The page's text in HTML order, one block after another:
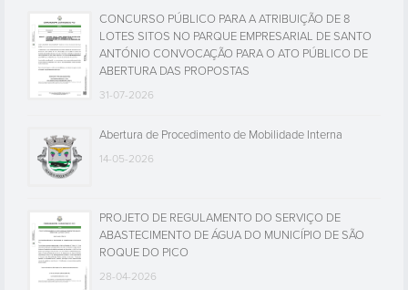
CONCURSO PÚBLICO PARA A ATRIBUIÇÃO DE 8
LOTES SITOS NO PARQUE EMPRESARIAL DE SANTO
ANTÓNIO CONVOCAÇÃO PARA O ATO PÚBLICO DE
ABERTURA DAS PROPOSTAS
31-07-2026
Abertura de Procedimento de Mobilidade Interna
14-05-2026
PROJETO DE REGULAMENTO DO SERVIÇO DE
ABASTECIMENTO DE ÁGUA DO MUNICÍPIO DE SÃO
ROQUE DO PICO
28-04-2026